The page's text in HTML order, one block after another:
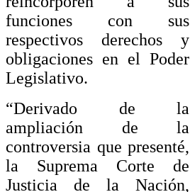
funciones con sus
respectivos derechos y
obligaciones en el Poder
Legislativo.
“Derivado de la
ampliación de la
controversia que presenté,
la Suprema Corte de
Justicia de la Nación,